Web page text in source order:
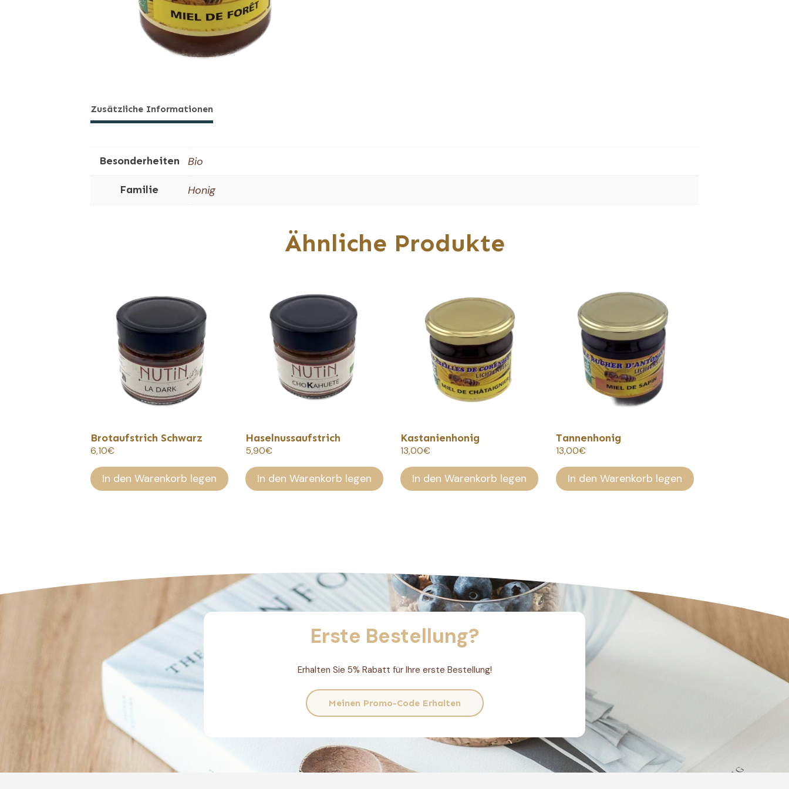
Zusätzliche Informationen
Besonderheiten Bio
Familie Honig
Ähnliche Produkte
Brotaufstrich Schwarz
6,10€
In den Warenkorb legen
Haselnussaufstrich
5,90€
In den Warenkorb legen
Kastanienhonig
13,00€
In den Warenkorb legen
Tannenhonig
13,00€
In den Warenkorb legen
Erste Bestellung?
Erhalten Sie 5% Rabatt für Ihre erste Bestellung!
Meinen Promo-Code Erhalten